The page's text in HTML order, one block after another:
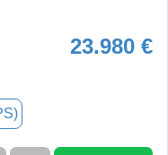
23.980 €